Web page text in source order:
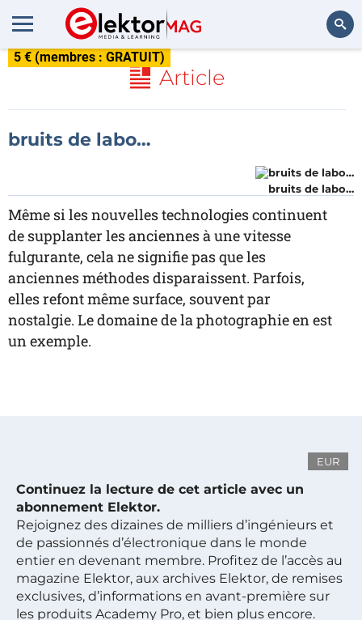
5 € (membres : GRATUIT)
Article
bruits de labo…
bruits de labo…
Même si les nouvelles technologies continuent
de supplanter les anciennes à une vitesse
fulgurante, cela ne signifie pas que les
anciennes méthodes disparaissent. Parfois,
elles refont même surface, souvent par
nostalgie. Le domaine de la photographie en est
un exemple.
EUR
Continuez la lecture de cet article avec un
abonnement Elektor.
Rejoignez des dizaines de milliers d’ingénieurs et
de passionnés d’électronique dans le monde
entier en devenant membre. Profitez de l’accès au
magazine Elektor, aux archives Elektor, de remises
exclusives, d’informations en avant-première sur
les produits Academy Pro, et bien plus encore.